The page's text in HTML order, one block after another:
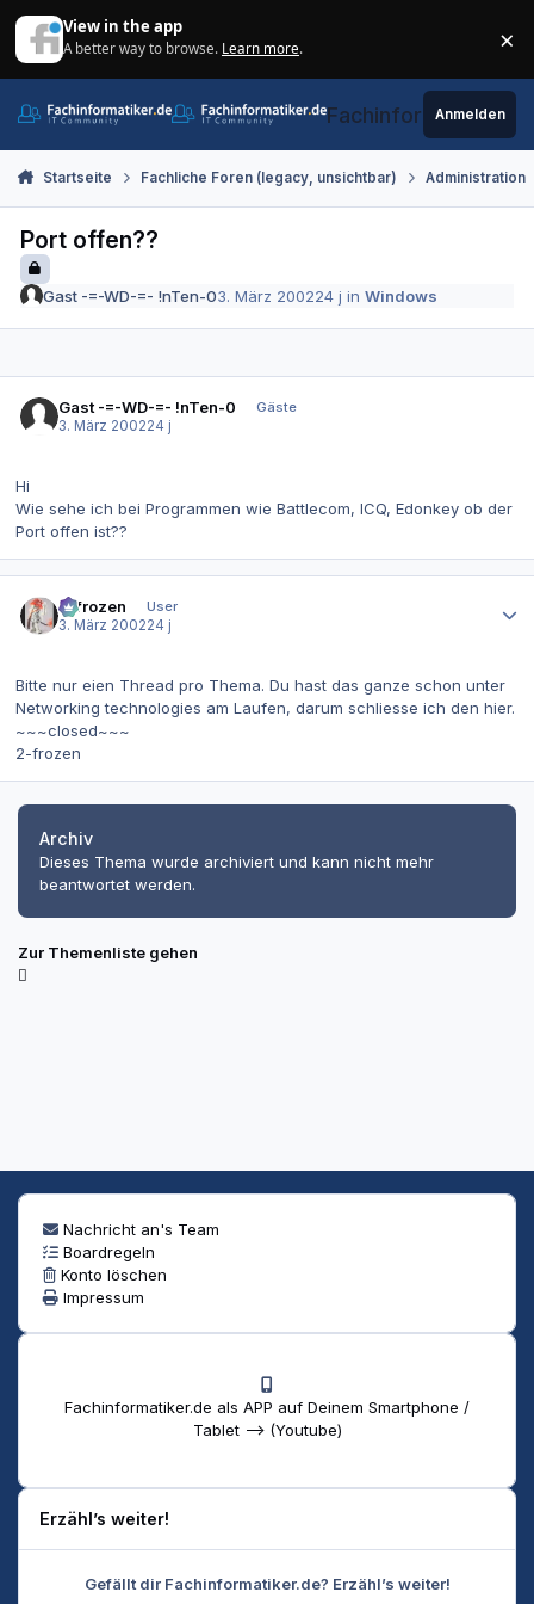
View in the app
A better way to browse. Learn more. ×
Fachinformatiker.de
Anmelden
Startseite Fachliche Foren (legacy, unsichtbar) Administration
Port offen??
Gast -=-WD-=- !nTen-03. März 200224 j inWindows
Gast -=-WD-=- !nTen-0
Gäste
3. März 200224 j
Hi
Wie sehe ich bei Programmen wie Battlecom, ICQ, Edonkey ob der
Port offen ist??
2-frozen
User
3. März 200224 j
Bitte nur eien Thread pro Thema. Du hast das ganze schon unter
Networking technologies am Laufen, darum schliesse ich den hier.
~~~closed~~~
2-frozen
Archiv
Dieses Thema wurde archiviert und kann nicht mehr
beantwortet werden.
Zur Themenliste gehen
Nachricht an's Team
Boardregeln
Konto löschen
Impressum
Fachinformatiker.de als APP auf Deinem Smartphone /
Tablet --> (Youtube)
Erzähl’s weiter!
Gefällt dir Fachinformatiker.de? Erzähl’s weiter!